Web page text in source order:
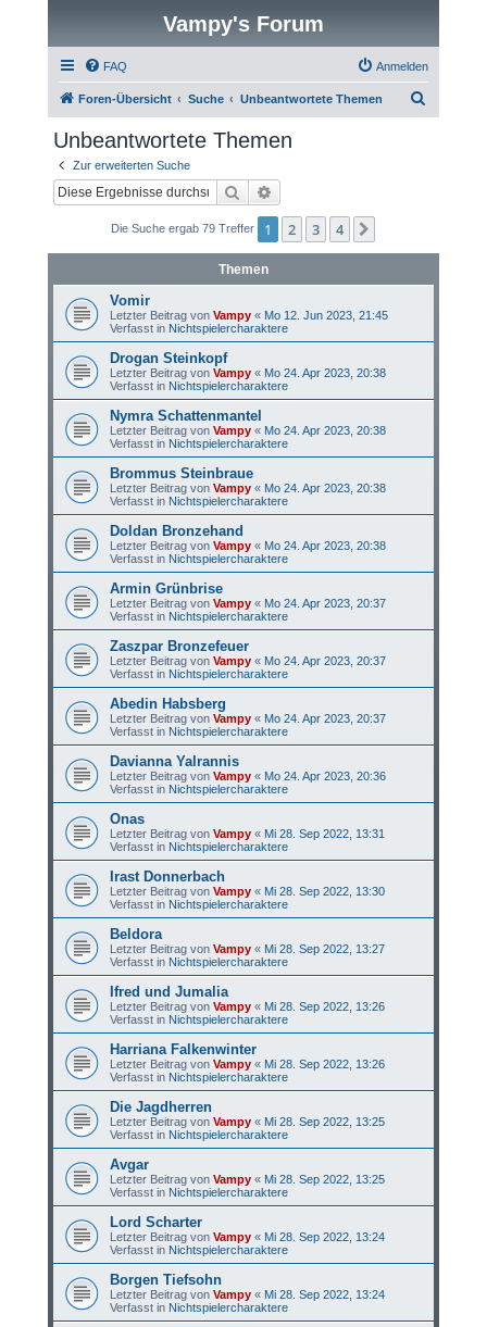
Vampy's Forum
FAQ Anmelden
Foren-Übersicht Suche Unbeantwortete Themen
Unbeantwortete Themen
Zur erweiterten Suche
Suche
Die Suche ergab 79 Treffer 1 2 3 4
Themen
Vomir
Letzter Beitrag von Vampy« Mo 12. Jun 2023, 21:45
Verfasst in Nichtspielercharaktere
Drogan Steinkopf
Letzter Beitrag von Vampy« Mo 24. Apr 2023, 20:38
Verfasst in Nichtspielercharaktere
Nymra Schattenmantel
Letzter Beitrag von Vampy« Mo 24. Apr 2023, 20:38
Verfasst in Nichtspielercharaktere
Brommus Steinbraue
Letzter Beitrag von Vampy« Mo 24. Apr 2023, 20:38
Verfasst in Nichtspielercharaktere
Doldan Bronzehand
Letzter Beitrag von Vampy« Mo 24. Apr 2023, 20:38
Verfasst in Nichtspielercharaktere
Armin Grünbrise
Letzter Beitrag von Vampy« Mo 24. Apr 2023, 20:37
Verfasst in Nichtspielercharaktere
Zaszpar Bronzefeuer
Letzter Beitrag von Vampy« Mo 24. Apr 2023, 20:37
Verfasst in Nichtspielercharaktere
Abedin Habsberg
Letzter Beitrag von Vampy« Mo 24. Apr 2023, 20:37
Verfasst in Nichtspielercharaktere
Davianna Yalrannis
Letzter Beitrag von Vampy« Mo 24. Apr 2023, 20:36
Verfasst in Nichtspielercharaktere
Onas
Letzter Beitrag von Vampy« Mi 28. Sep 2022, 13:31
Verfasst in Nichtspielercharaktere
Irast Donnerbach
Letzter Beitrag von Vampy« Mi 28. Sep 2022, 13:30
Verfasst in Nichtspielercharaktere
Beldora
Letzter Beitrag von Vampy« Mi 28. Sep 2022, 13:27
Verfasst in Nichtspielercharaktere
Ifred und Jumalia
Letzter Beitrag von Vampy« Mi 28. Sep 2022, 13:26
Verfasst in Nichtspielercharaktere
Harriana Falkenwinter
Letzter Beitrag von Vampy« Mi 28. Sep 2022, 13:26
Verfasst in Nichtspielercharaktere
Die Jagdherren
Letzter Beitrag von Vampy« Mi 28. Sep 2022, 13:25
Verfasst in Nichtspielercharaktere
Avgar
Letzter Beitrag von Vampy« Mi 28. Sep 2022, 13:25
Verfasst in Nichtspielercharaktere
Lord Scharter
Letzter Beitrag von Vampy« Mi 28. Sep 2022, 13:24
Verfasst in Nichtspielercharaktere
Borgen Tiefsohn
Letzter Beitrag von Vampy« Mi 28. Sep 2022, 13:24
Verfasst in Nichtspielercharaktere